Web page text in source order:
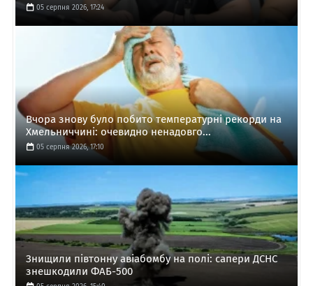
05 серпня 2026, 17:24
Вчора знову було побито температурні рекорди на
Хмельниччині: очевидно ненадовго...
05 серпня 2026, 17:10
Знищили півтонну авіабомбу на полі: сапери ДСНС
знешкодили ФАБ-500